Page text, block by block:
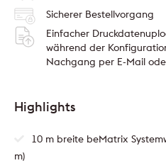
Sicherer Bestellvorgang
Einfacher
während der
Nachgang per E-Mail
Highlights
10 m breite beMatrix
m)